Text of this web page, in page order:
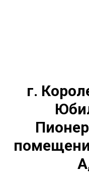
г.